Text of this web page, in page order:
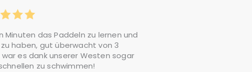
Minuten das Paddeln zu lernen und
haben, gut überwacht von 3
es dank unserer Westen sogar
zu schwimmen!